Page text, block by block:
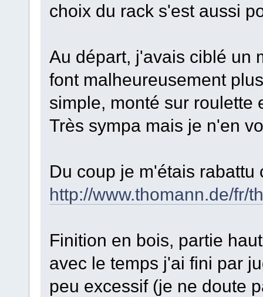
choix du rack s'est aussi
Au départ, j'avais ciblé un
font malheureusement
simple, monté sur roulette
Très sympa mais je n'en
Du coup je m'étais
http://www.thomann.de/fr/
Finition en bois, partie
avec le temps j'ai fini par
peu excessif (je ne doute